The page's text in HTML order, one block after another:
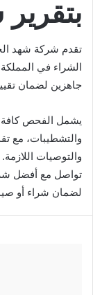
تقدم شركة شهد
الشراء في
جاهزين لضمان
يشمل الفحص كافة
والتشطيبات، مع
والتوصيات اللازمة.
لضمان شراء أو